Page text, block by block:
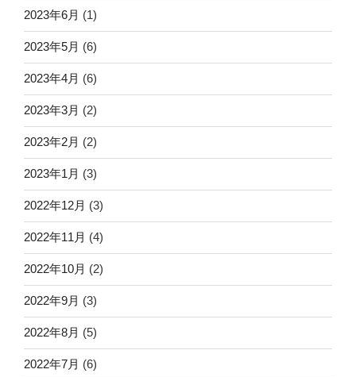
2023年6月 (1)
2023年5月 (6)
2023年4月 (6)
2023年3月 (2)
2023年2月 (2)
2023年1月 (3)
2022年12月 (3)
2022年11月 (4)
2022年10月 (2)
2022年9月 (3)
2022年8月 (5)
2022年7月 (6)